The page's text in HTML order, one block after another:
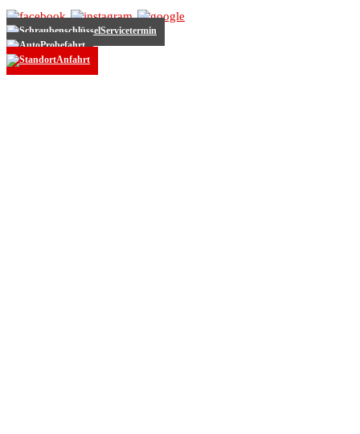
Servicetermin
Probefahrt
Anfahrt